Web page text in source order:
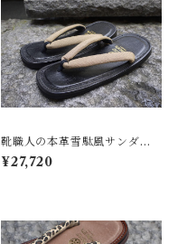
靴職人の本革雪駄風サンダル
「那古野雪駄」（鼻緒：BI#0
18-B)
¥27,720